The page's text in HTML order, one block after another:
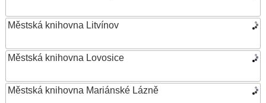
Městská knihovna Litvínov
Městská knihovna Lovosice
Městská knihovna Mariánské Lázně